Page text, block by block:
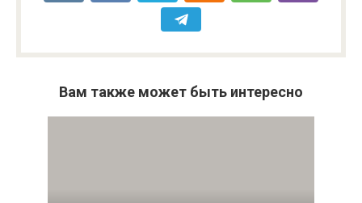
Вам также может быть интересно